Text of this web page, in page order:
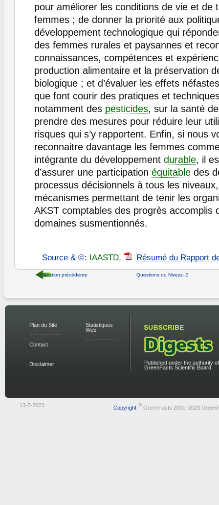
pour améliorer les conditions de vie et de
femmes ; de donner la priorité aux
développement technologique qui
des femmes rurales et paysannes et
connaissances, compétences et
production alimentaire et la préservation
biologique ; et d’évaluer les effets
que font courir des pratiques et
notamment des pesticides, sur la santé
prendre des mesures pour réduire leur
risques qui s’y rapportent. Enfin, si nous
reconnaitre davantage les femmes
intégrante du développement durable, il
d’assurer une participation équitable des
processus décisionnels à tous les
mécanismes permettant de tenir les
AKST comptables des progrès accomplis
domaines susmentionnés.
Source & ©: IAASTD, Résumé du Rapport
Question précédente Questions du Niveau 2
Plan du Site
Contact
Disclaimer
Statistiques
Web
Published under the authority
GreenFacts Scientific Board.
13-7-2023 Copyright ©GreenFacts 2001–2023